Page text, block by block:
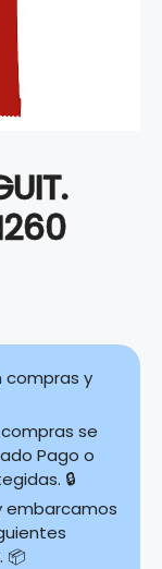
compras y
se
Pago o
🔒
embarcamos
📦